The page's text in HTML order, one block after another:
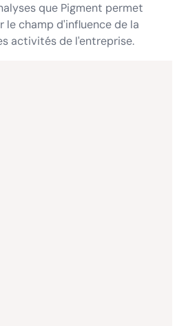
que Pigment permet
le champ d'influence de la
activités de l'entreprise.